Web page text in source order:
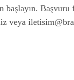
başlayın.
veya